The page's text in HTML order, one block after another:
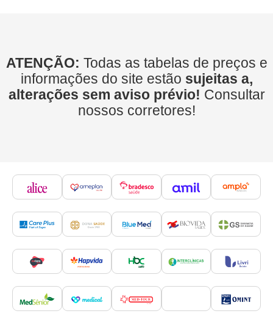
ATENÇÃO: Todas as tabelas de preços e
informações do site estão sujeitas a,
alterações sem aviso prévio! Consultar
nossos corretores!